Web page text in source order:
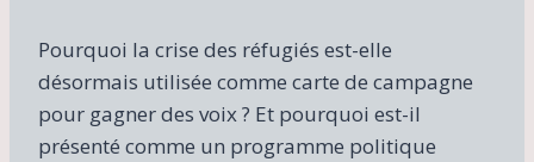
Pourquoi la crise des réfugiés est-elle
désormais utilisée comme carte de campagne
pour gagner des voix ? Et pourquoi est-il
présenté comme un programme politique